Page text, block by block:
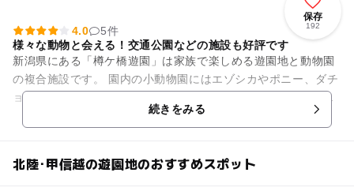
保存
192
4.0
5件
様々な動物と会える！交通公園などの施設も好評です
新潟県にある「樽ケ橋遊園」は家族で楽しめる遊園地と動物園
の複合施設です。 園内の小動物園にはエゾシカやポニー、ダチ
ョウ、アルパカ、ツキノワグマ、フラミンゴなどの動物が飼育
続きをみる
北陸･甲信越の遊園地のおすすめスポット